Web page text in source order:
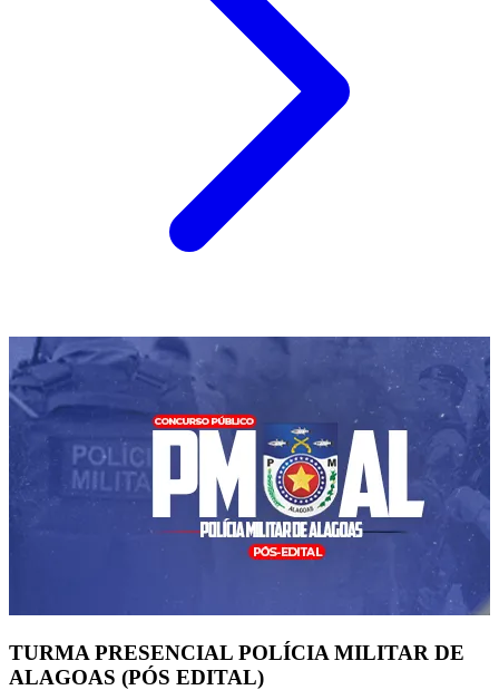
TURMA PRESENCIAL POLÍCIA MILITAR DE
ALAGOAS (PÓS EDITAL)